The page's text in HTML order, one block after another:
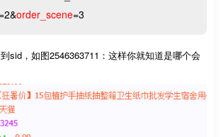
=2&order_scene=3
sid，如图2546363711：这样你就知道是哪个会